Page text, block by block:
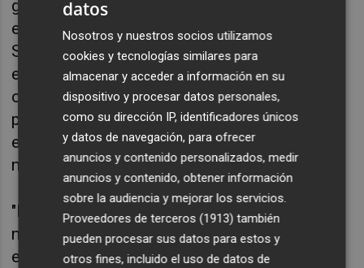
generación renovable y flexible, vehículos
eléctricos y empresas de servicios públicos.
Se encarga de la compra y venta de
electricidad en forma de PPAs, la
optimización y la gestión de riesgos para
permitir un suministro de soluciones
energéticas bajas en carbono adecuado a las
necesidades de cada compañía.
"Este PPA es otro hito importante para
nuestro negocio europeo de electricidad, que
está en crecimiento. Demuestra nuestra
datos
Nosotros y nuestros socios utilizamos
cookies y tecnologías similares para
almacenar y acceder a información en su
dispositivo y procesar datos personales,
como su dirección IP, identificadores únicos
y datos de navegación, para ofrecer
anuncios y contenido personalizados, medir
anuncios y contenido, obtener información
sobre la audiencia y mejorar los servicios.
Proveedores de terceros (1913) también
pueden procesar sus datos para estos y
otros fines, incluido el uso de datos de